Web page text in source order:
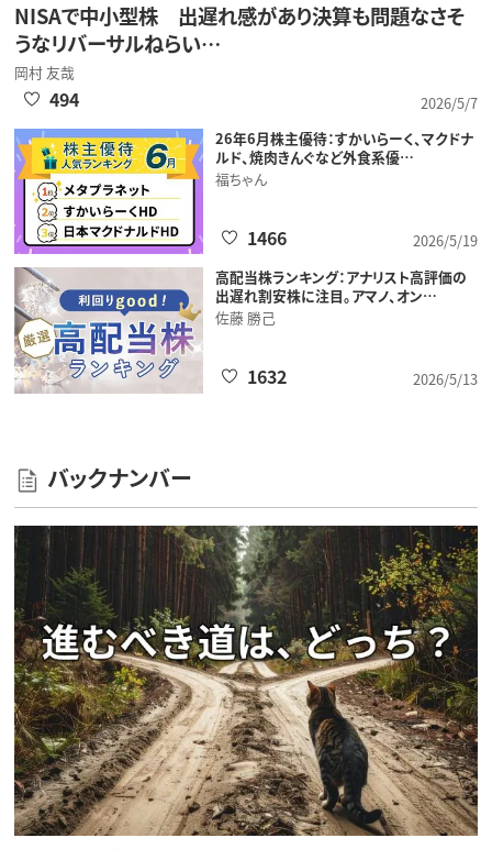
NISAで中小型株 出遅れ感があり決算も問題なさそ
うなリバーサルねらい…
岡村 友哉
2026/5/7
494
26年6月株主優待：すかいらーく、マクドナ
ルド、焼肉きんぐなど外食系優…
福ちゃん
2026/5/19
1466
高配当株ランキング：アナリスト高評価の
出遅れ割安株に注目。アマノ、オン…
佐藤 勝己
2026/5/13
1632
バックナンバー